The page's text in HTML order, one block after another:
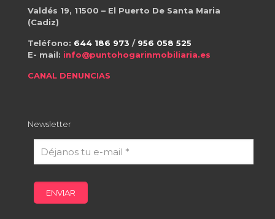
Valdés 19, 11500 – El Puerto De Santa Maria
(Cadiz)
Teléfono: 644 186 973 / 956 058 525
E- mail: info@puntohogarinmobiliaria.es
CANAL DENUNCIAS
Newsletter